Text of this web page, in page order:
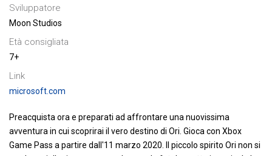
Sviluppatore
Moon Studios
Età consigliata
7+
Link
microsoft.com
Preacquista ora e preparati ad affrontare una nuovissima
avventura in cui scoprirai il vero destino di Ori. Gioca con Xbox
Game Pass a partire dall'11 marzo 2020. Il piccolo spirito Ori non si